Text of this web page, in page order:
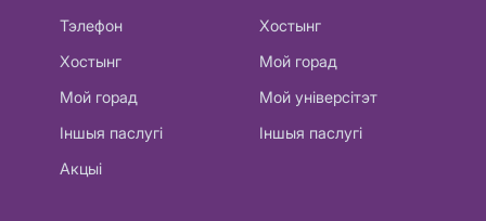
Тэлефон
Хостынг
Мой горад
Іншыя паслугі
Акцыі
Хостынг
Мой горад
Мой універсітэт
Іншыя паслугі